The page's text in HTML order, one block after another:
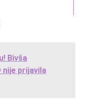
Bivša
nije prijavila